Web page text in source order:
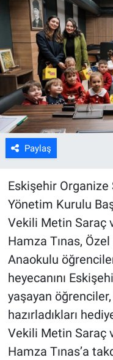
Paylaş
Eskişehir Organize
Yönetim Kurulu
Vekili Metin Saraç
Hamza Tınas,
Anaokulu
heyecanını
yaşayan
hazırladıkları
Vekili Metin Saraç
Hamza Tınas’a
ASAYİŞ